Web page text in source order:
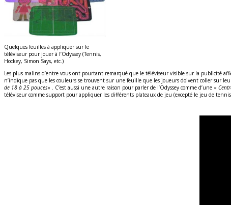
Quelques feuilles à appliquer sur le
téléviseur pour jouer à l’Odyssey (Tennis,
Hockey, Simon Says, etc.)
Les plus malins d’entre vous ont pourtant remarqué que le téléviseur visible sur la publicité
n’indique pas que les couleurs se trouvent sur une feuille que les joueurs doivent coller sur
de 18 à 25 pouces« . C’est aussi une autre raison pour parler de l’Odyssey comme d’une «
téléviseur comme support pour appliquer les différents plateaux de jeu (excepté le jeu de